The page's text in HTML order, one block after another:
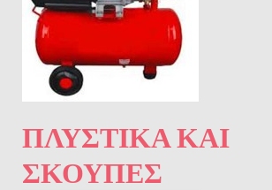
ΠΛΥΣΤΙΚΆ ΚΑΙ
ΣΚΟΎΠΕΣ